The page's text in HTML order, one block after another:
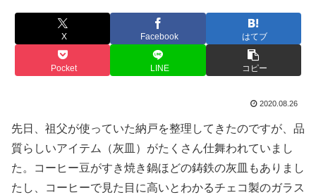
X Facebook はてブ
Pocket LINE コピー
2020.08.26
先日、祖父が使っていた納戸を整理してきたのですが、品
質らしいアイテム（灰皿）がたくさん仕舞われていまし
た。コーヒー豆がすき焼き鍋ほどの鋳鉄の灰皿もありまし
たし、コーヒーで見た目に高いとわかるチェコ製のガラス